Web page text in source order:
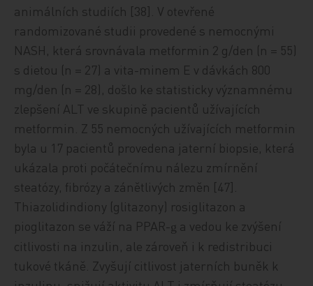
animálních studiích [38]. V otevřené
randomizované studii provedené s nemocnými
NASH, která srovnávala metformin 2 g/den (n = 55)
s dietou (n = 27) a vita-minem E v dávkách 800
mg/den (n = 28), došlo ke statisticky významnému
zlepšení ALT ve skupině pacientů užívajících
metformin. Z 55 nemocných užívajících metformin
byla u 17 pacientů provedena jaterní biopsie, která
ukázala proti počátečnímu nálezu zmírnění
steatózy, fibrózy a zánětlivých změn [47].
Thiazolidindiony (glitazony) rosiglitazon a
pioglitazon se váží na PPAR-g a vedou ke zvýšení
citlivosti na inzulin, ale zároveň i k redistribuci
tukové tkáně. Zvyšují citlivost jaterních buněk k